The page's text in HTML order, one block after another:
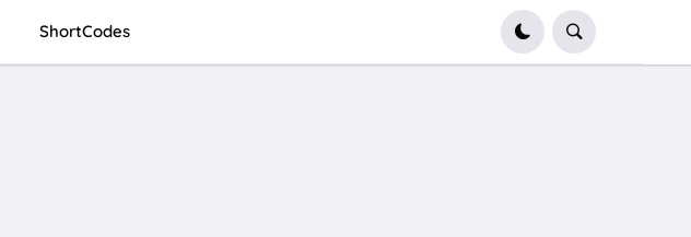
ShortCodes